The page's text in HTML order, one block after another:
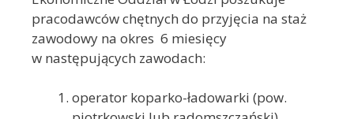
pracodawców chętnych do przyjęcia na staż
zawodowy na okres 6 miesięcy
w następujących zawodach:
operator koparko-ładowarki (pow.